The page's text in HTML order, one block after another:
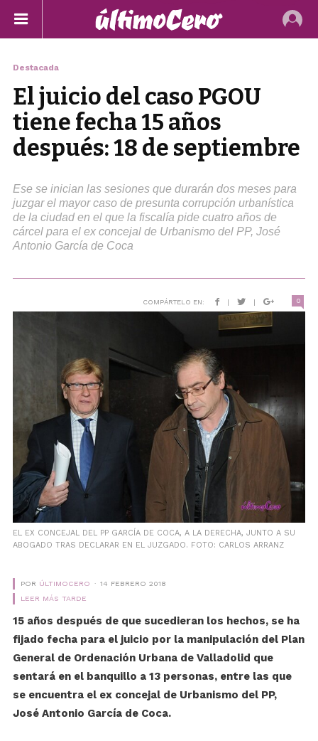
Destacada
El juicio del caso PGOU
tiene fecha 15 años
después: 18 de septiembre
Ese se inician las sesiones que durarán dos meses para
juzgar el mayor caso de presunta corrupción urbanística
de la ciudad en el que la fiscalía pide cuatro años de
cárcel para el ex concejal de Urbanismo del PP, José
Antonio García de Coca
COMPÁRTELO EN: | | 0
EL EX CONCEJAL DEL PP GARCÍA DE COCA, A LA DERECHA, JUNTO A SU
ABOGADO TRAS DECLARAR EN EL JUZGADO. FOTO: CARLOS ARRANZ
POR ÚLTIMOCERO
14 FEBRERO 2018
LEER MÁS TARDE
15 años después de que sucedieran los hechos, se ha
fijado fecha para el juicio por la manipulación del Plan
General de Ordenación Urbana de Valladolid que
sentará en el banquillo a 13 personas, entre las que
se encuentra el ex concejal de Urbanismo del PP,
José Antonio García de Coca.